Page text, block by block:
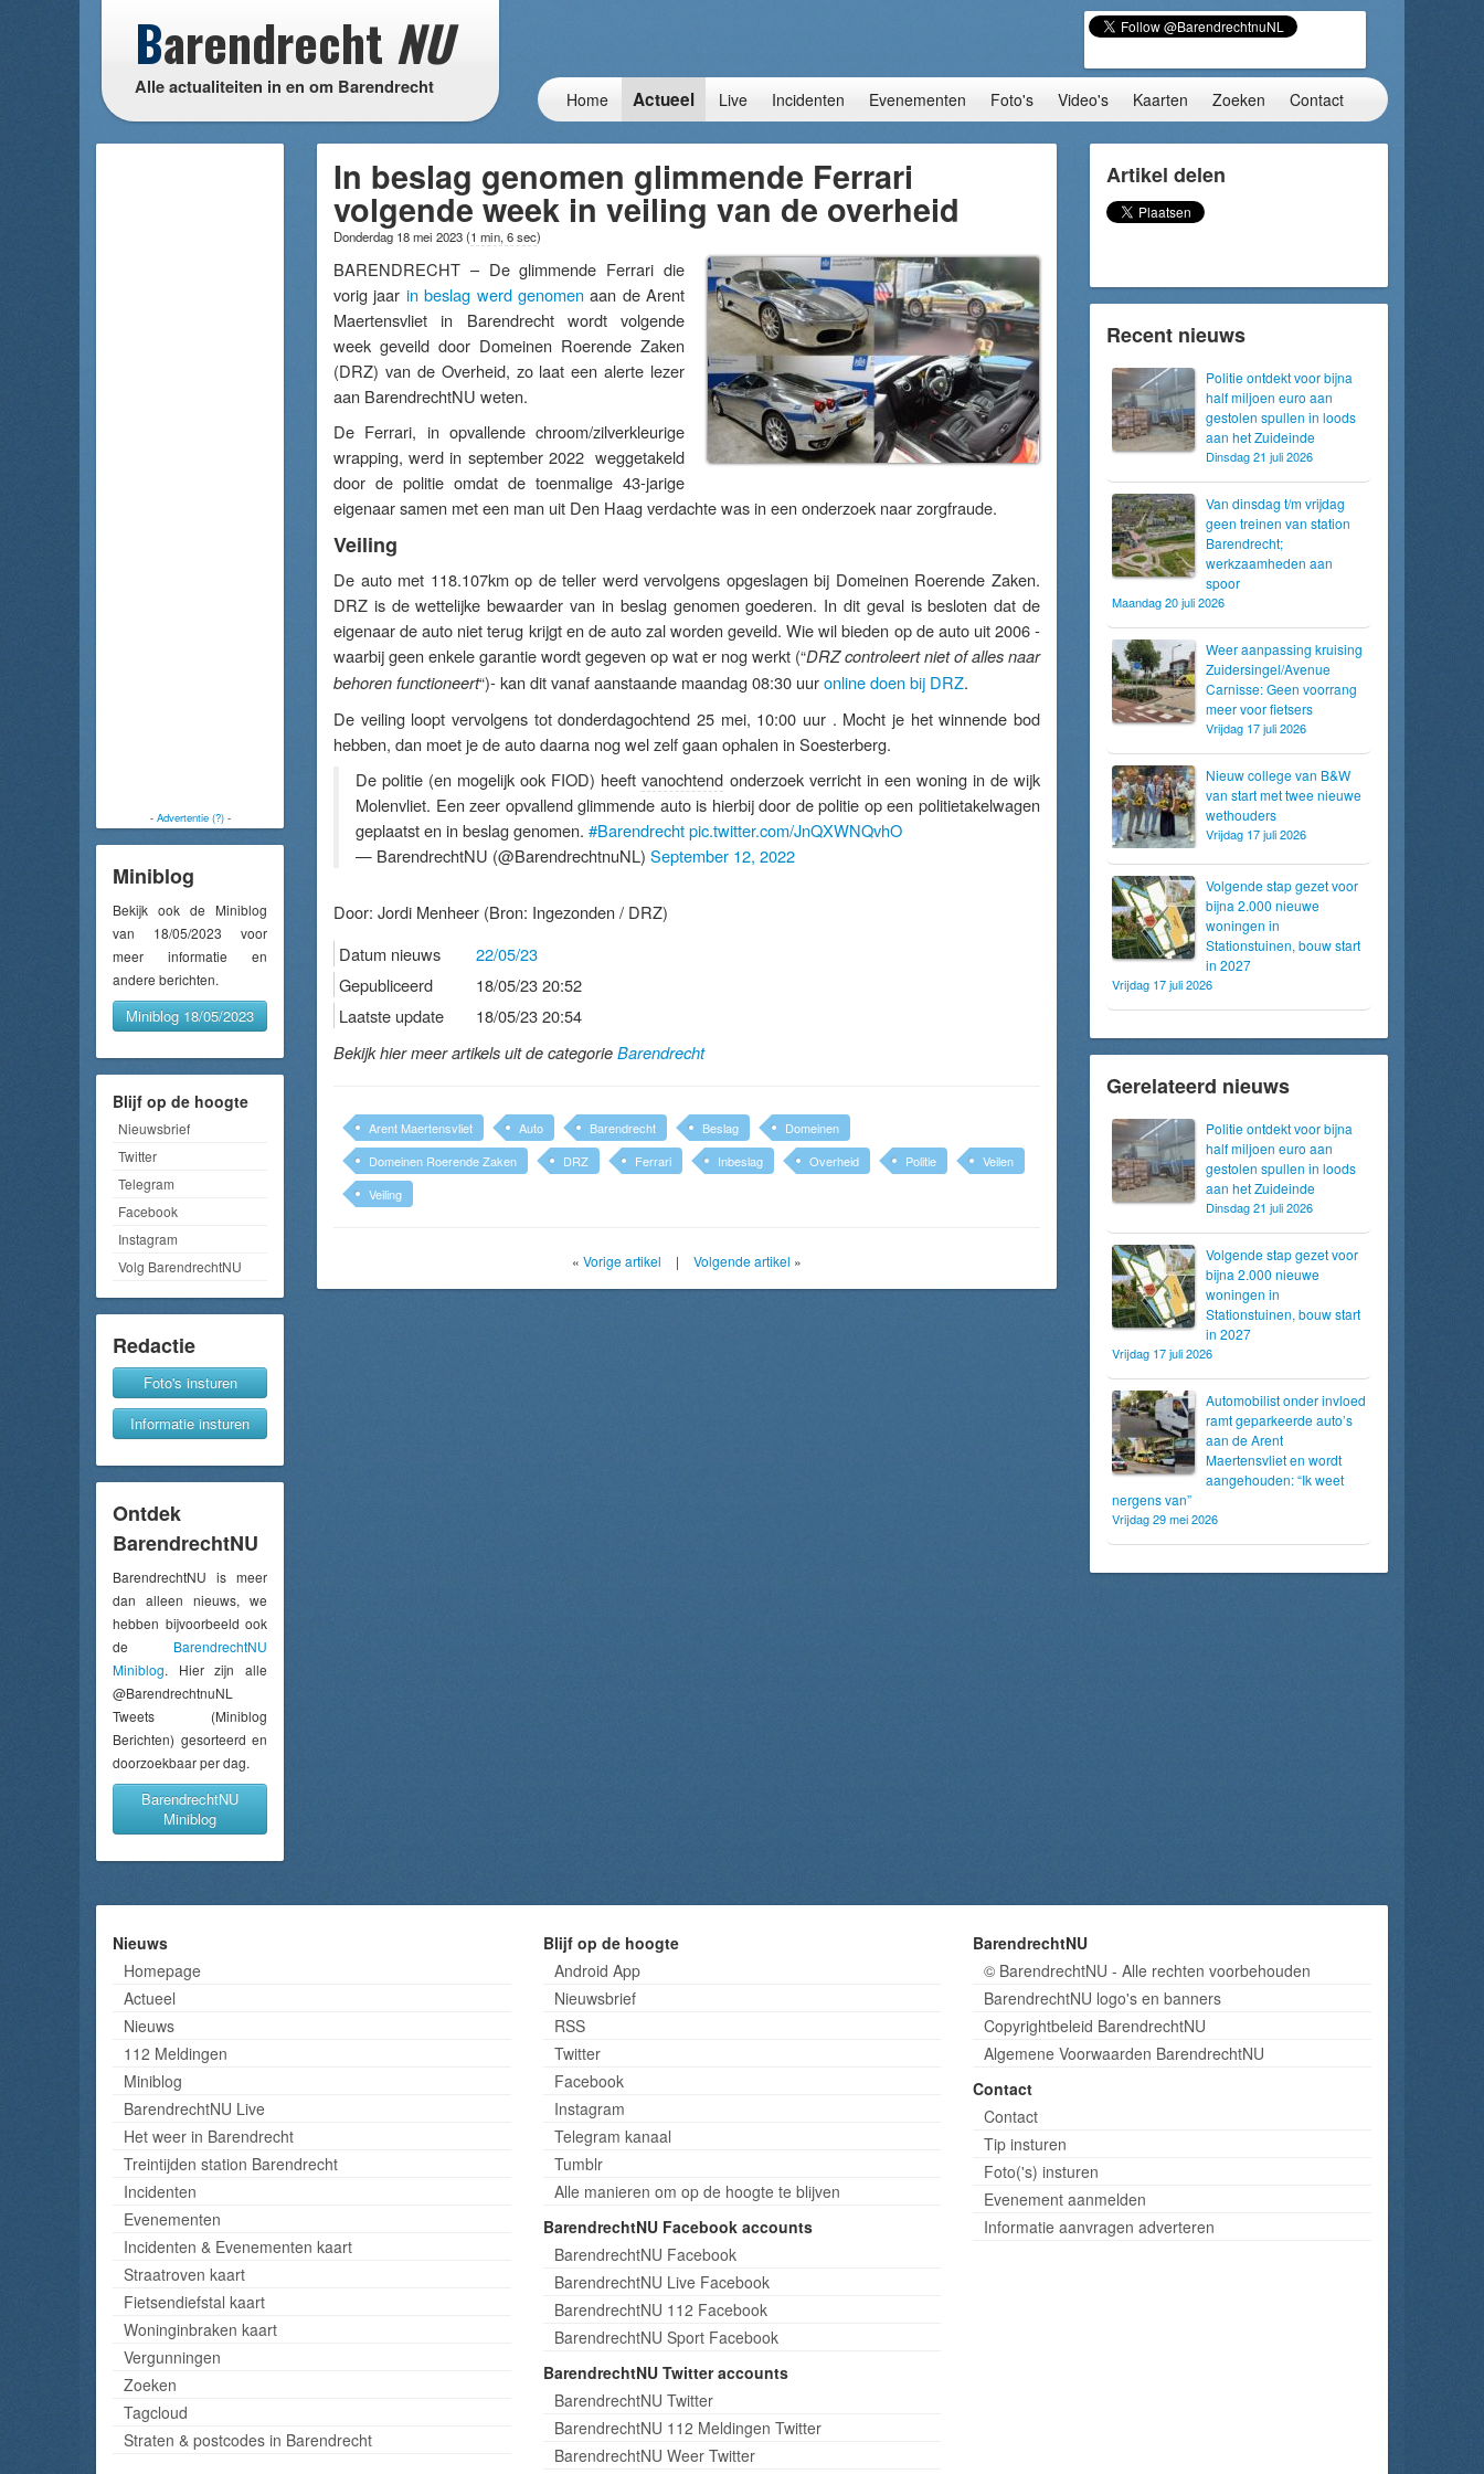
Barendrecht NU
Alle actualiteiten in en om Barendrecht
Home Actueel Live Incidenten Evenementen Foto's Video's Kaarten Zoeken Contact
- Advertentie (?)-
Miniblog
Bekijk ook de Miniblog
van 18/05/2023 voor
meer informatie en
andere berichten.
Miniblog 18/05/2023
Blijf op de hoogte
Nieuwsbrief
Twitter
Telegram
Facebook
Instagram
Volg BarendrechtNU
Redactie
Foto's insturen
Informatie insturen
Ontdek
BarendrechtNU
BarendrechtNU is meer
dan alleen nieuws, we
hebben bijvoorbeeld ook
de BarendrechtNU
Miniblog. Hier zijn alle
@BarendrechtnuNL
Tweets (Miniblog
Berichten) gesorteerd en
doorzoekbaar per dag.
BarendrechtNU
Miniblog
In beslag genomen glimmende Ferrari
volgende week in veiling van de overheid
Donderdag 18 mei 2023(1 min, 6 sec)
BARENDRECHT – De glimmende Ferrari die
vorig jaar in beslag werd genomenaan de Arent
Maertensvliet in Barendrecht wordt volgende
week geveild door Domeinen Roerende Zaken
(DRZ) van de Overheid, zo laat een alerte lezer
aan BarendrechtNU weten.
De Ferrari, in opvallende chroom/zilverkleurige
wrapping, werd in september 2022 weggetakeld
door de politie omdat de toenmalige 43-jarige
eigenaar samen met een man uit Den Haag verdachte was in een onderzoek naar zorgfraude.
Veiling
De auto met 118.107km op de teller werd vervolgens opgeslagen bij Domeinen Roerende Zaken.
DRZ is de wettelijke bewaarder van in beslag genomen goederen. In dit geval is besloten dat de
eigenaar de auto niet terug krijgt en de auto zal worden geveild. Wie wil bieden op de auto uit 2006 -
waarbij geen enkele garantie wordt gegeven op wat er nog werkt (“DRZ controleert niet of alles naar
behoren functioneert“)- kan dit vanaf aanstaande maandag 08:30 uuronline doen bij DRZ.
De veiling loopt vervolgens tot donderdagochtend 25 mei, 10:00 uur . Mocht je het winnende bod
hebben, dan moet je de auto daarna nog wel zelf gaan ophalen in Soesterberg.
De politie (en mogelijk ook FIOD) heeftvanochtend onderzoek verricht in een woning in de wijk
Molenvliet. Een zeer opvallend glimmende auto is hierbij door de politie op een politietakelwagen
geplaatst en in beslag genomen. #Barendrechtpic.twitter.com/JnQXWNQvhO
— BarendrechtNU (@BarendrechtnuNL) September 12, 2022
Door: Jordi Menheer (Bron: Ingezonden / DRZ)
Datum nieuws
22/05/23
Gepubliceerd
18/05/23 20:52
Laatste update
18/05/23 20:54
Bekijk hier meer artikels uit de categorie Barendrecht
Arent Maertensvliet Auto Barendrecht Beslag
Domeinen
Domeinen Roerende Zaken
DRZ Ferrari Inbeslag Overheid Politie
Veilen
Veiling
« Vorige artikel | Volgende artikel »
Artikel delen
Recent nieuws
Politie ontdekt voor bijna
half miljoen euro aan
gestolen spullen in loods
aan het Zuideinde
Dinsdag 21 juli 2026
Van dinsdag t/m vrijdag
geen treinen van station
Barendrecht;
werkzaamheden aan
spoor
Maandag 20 juli 2026
Weer aanpassing kruising
Zuidersingel/Avenue
Carnisse: Geen voorrang
meer voor fietsers
Vrijdag 17 juli 2026
Nieuw college van B&W
van start met twee nieuwe
wethouders
Vrijdag 17 juli 2026
Volgende stap gezet voor
bijna 2.000 nieuwe
woningen in
Stationstuinen, bouw start
in 2027
Vrijdag 17 juli 2026
Gerelateerd nieuws
Politie ontdekt voor bijna
half miljoen euro aan
gestolen spullen in loods
aan het Zuideinde
Dinsdag 21 juli 2026
Volgende stap gezet voor
bijna 2.000 nieuwe
woningen in
Stationstuinen, bouw start
in 2027
Vrijdag 17 juli 2026
Automobilist onder invloed
ramt geparkeerde auto’s
aan de Arent
Maertensvliet en wordt
aangehouden: “Ik weet
nergens van”
Vrijdag 29 mei 2026
Nieuws
Homepage
Actueel
Nieuws
112 Meldingen
Miniblog
BarendrechtNU Live
Het weer in Barendrecht
Treintijden station Barendrecht
Incidenten
Evenementen
Incidenten & Evenementen kaart
Straatroven kaart
Fietsendiefstal kaart
Woninginbraken kaart
Vergunningen
Zoeken
Tagcloud
Straten & postcodes in Barendrecht
Blijf op de hoogte
Android App
Nieuwsbrief
RSS
Twitter
Facebook
Instagram
Telegram kanaal
Tumblr
Alle manieren om op de hoogte te blijven
BarendrechtNU Facebook accounts
BarendrechtNU Facebook
BarendrechtNU Live Facebook
BarendrechtNU 112 Facebook
BarendrechtNU Sport Facebook
BarendrechtNU Twitter accounts
BarendrechtNU Twitter
BarendrechtNU 112 Meldingen Twitter
BarendrechtNU Weer Twitter
BarendrechtNU
© BarendrechtNU - Alle rechten voorbehouden
BarendrechtNU logo's en banners
Copyrightbeleid BarendrechtNU
Algemene Voorwaarden BarendrechtNU
Contact
Contact
Tip insturen
Foto('s) insturen
Evenement aanmelden
Informatie aanvragen adverteren